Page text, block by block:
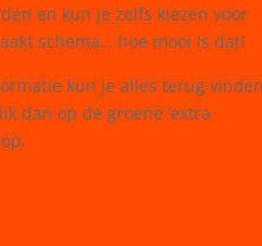
en kun je zelfs kiezen voor
schema… hoe mooi is dat!
kun je alles terug vinden
dan op de groene ‘extra